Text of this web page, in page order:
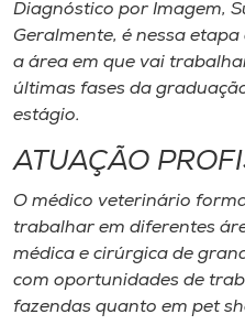
Diagnóstico por Imagem,
Geralmente, é nessa
a área em que vai
últimas fases da
estágio.
ATUAÇÃO
O médico veterinário
trabalhar em diferentes
médica e cirúrgica de
com oportunidades de
fazendas quanto em pet